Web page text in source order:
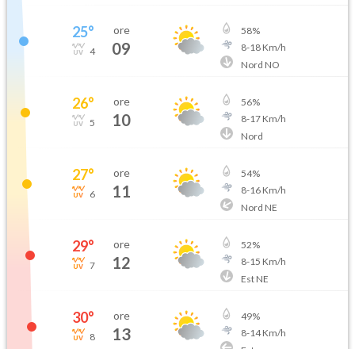
25°
4
ore
09
58%
8-18Km/h
Nord NO
26°
5
ore
10
56%
8-17Km/h
Nord
27°
6
ore
11
54%
8-16Km/h
Nord NE
29°
7
ore
12
52%
8-15 Km/h
Est NE
30°
8
ore
13
49%
8-14Km/h